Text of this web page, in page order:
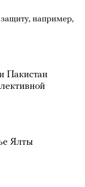
например,
Пакистан
Ялты